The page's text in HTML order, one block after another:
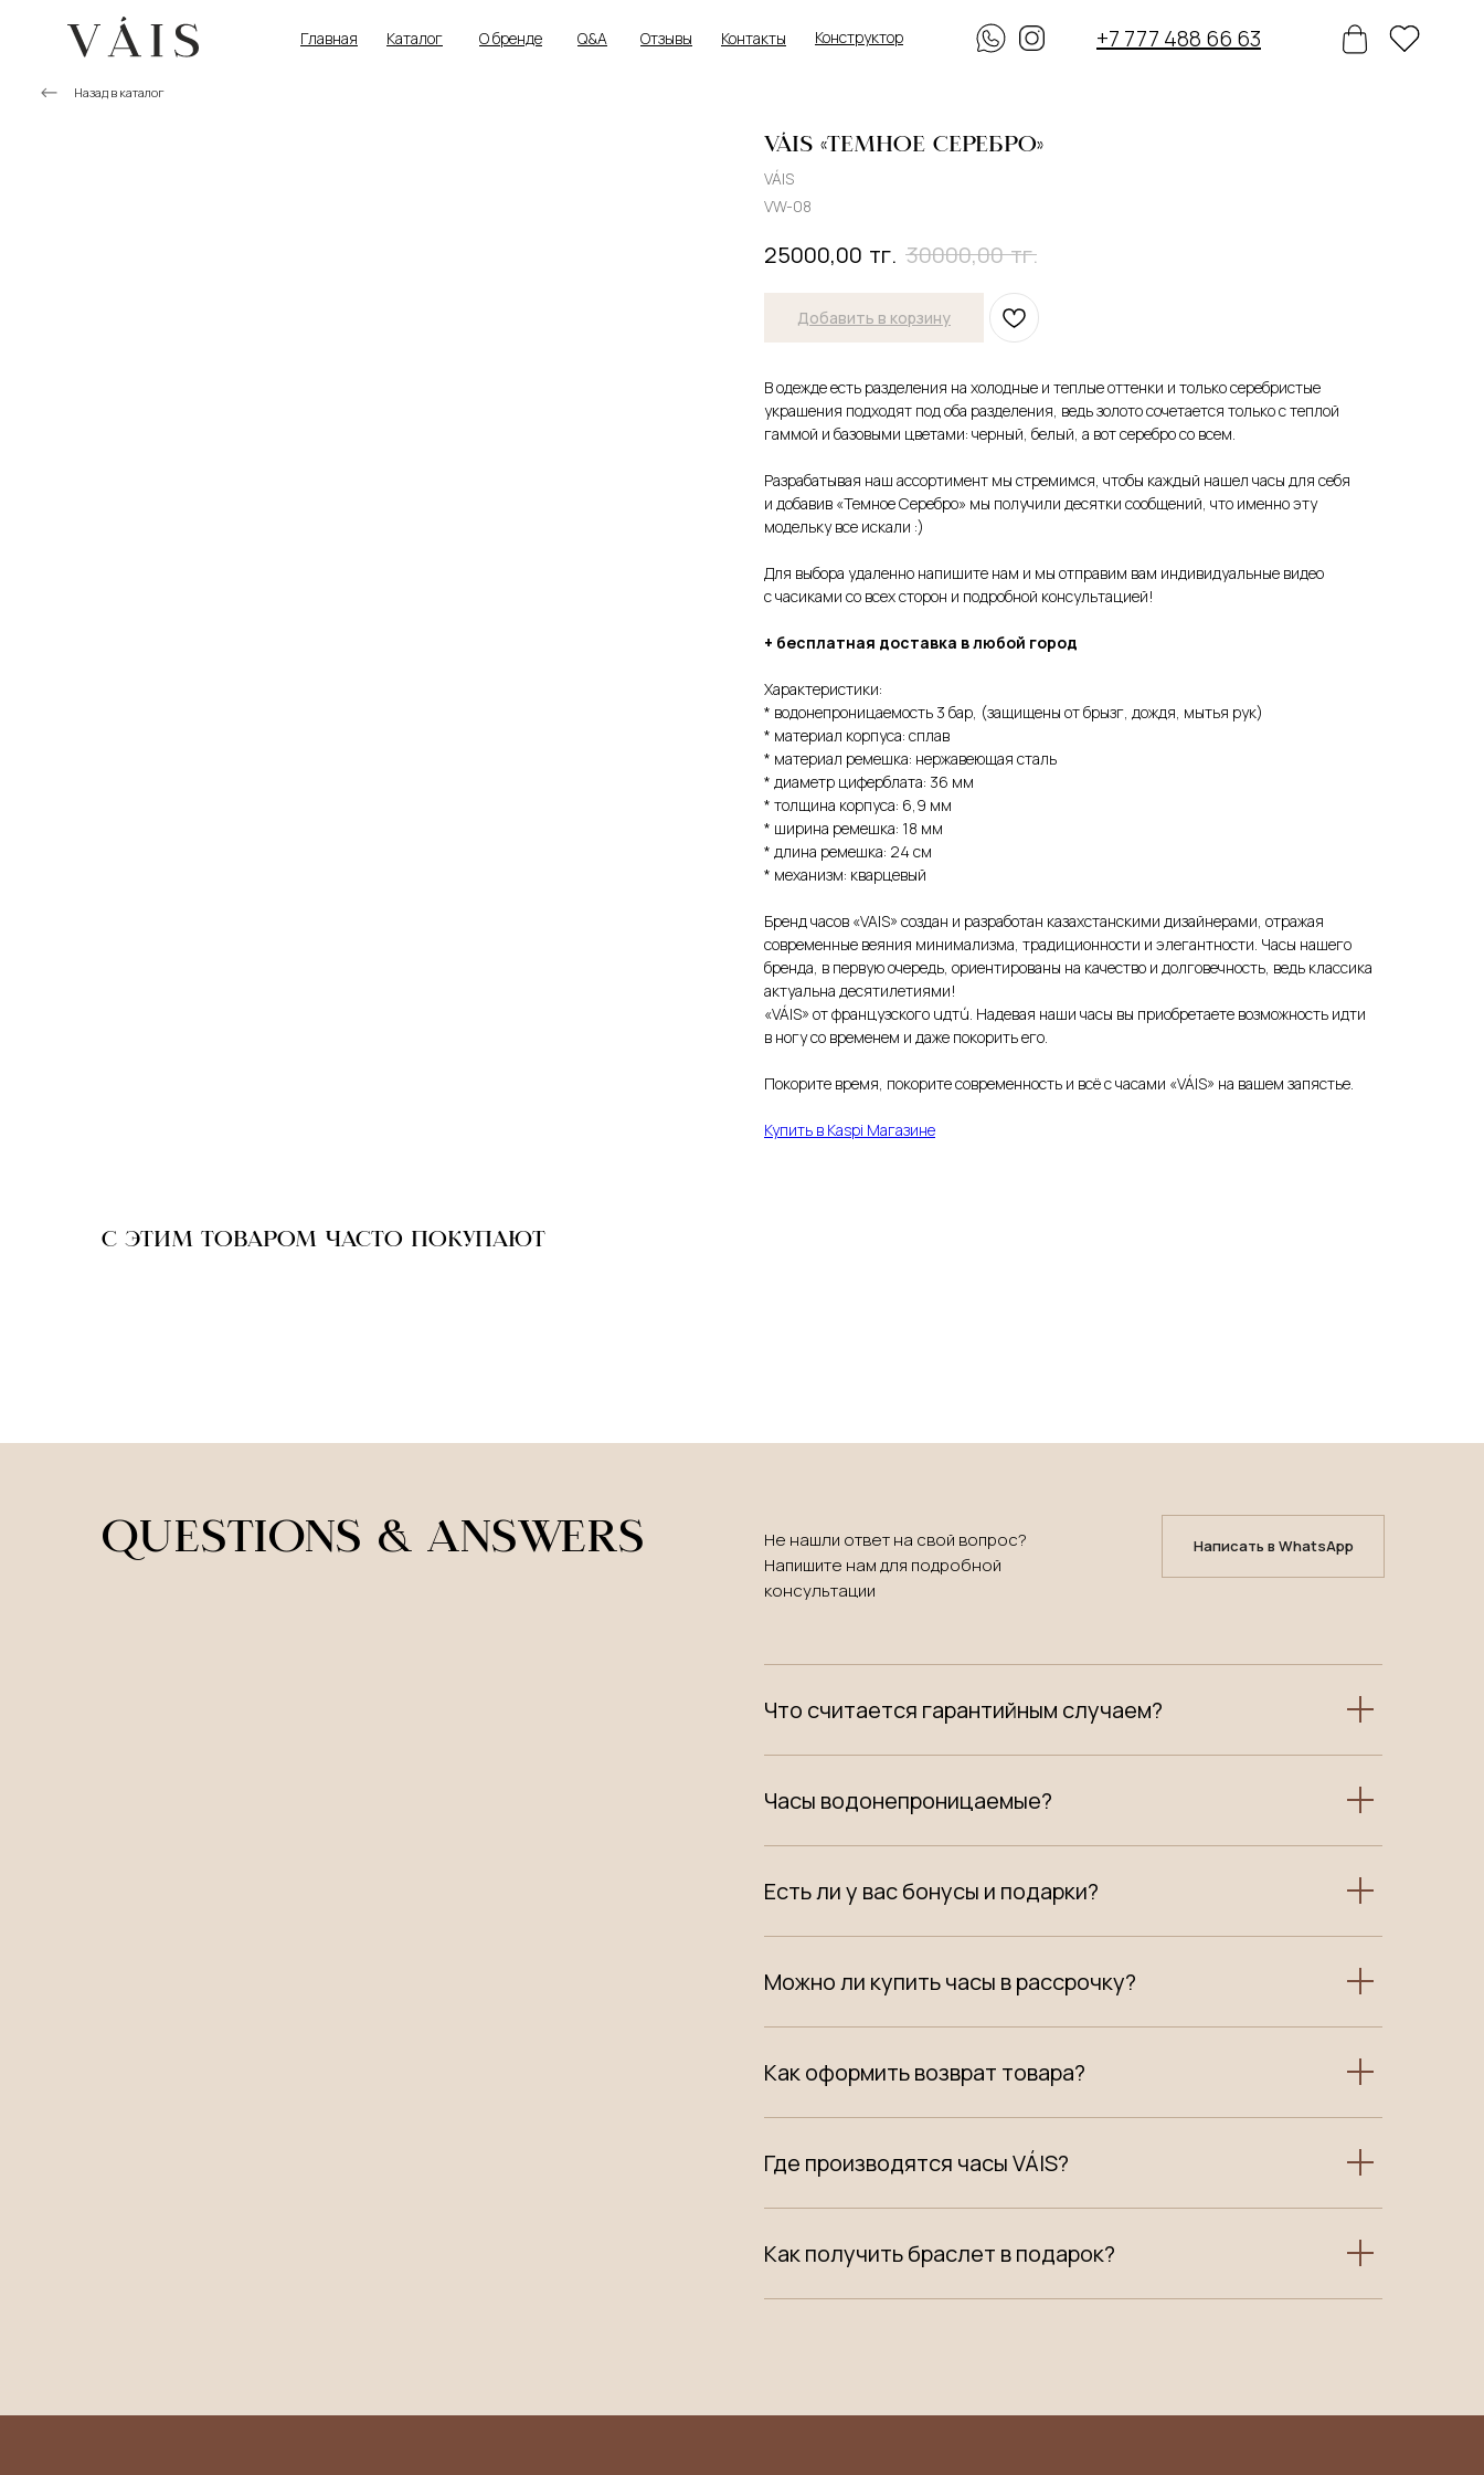
+7 777 488 66 63
Главная Каталог О бренде Отзывы
Q&A Контакты Конструктор
VÁIS «ТЕМНОЕ СЕРЕБРО»
VÁIS
VW-08
25000,00 тг. 30000,00 тг.
Добавить в корзину
В одежде есть разделения на холодные и теплые оттенки и только серебристые
украшения подходят под оба разделения, ведь золото сочетается только с теплой
гаммой и базовыми цветами: черный, белый, а вот серебро со всем.
Разрабатывая наш ассортимент мы стремимся, чтобы каждый нашел часы для себя
и добавив «Темное Серебро» мы получили десятки сообщений, что именно эту
модельку все искали :)
Для выбора удаленно напишите нам и мы отправим вам индивидуальные видео
с часиками со всех сторон и подробной консультацией!
+ бесплатная доставка в любой город
Характеристики:
* водонепроницаемость 3 бар, (защищены от брызг, дождя, мытья рук)
* материал корпуса: сплав
* материал ремешка: нержавеющая сталь
* диаметр циферблата: 36 мм
* толщина корпуса: 6,9 мм
* ширина ремешка: 18 мм
* длина ремешка: 24 см
* механизм: кварцевый
Бренд часов «VAIS» создан и разработан казахстанскими дизайнерами, отражая
современные веяния минимализма, традиционности и элегантности. Часы нашего
бренда, в первую очередь, ориентированы на качество и долговечность, ведь классика
актуальна десятилетиями!
«VÁIS» от французского uдтú. Надевая наши часы вы приобретаете возможность идти
в ногу со временем и даже покорить его.
Покорите время, покорите современность и всё с часами «VÁIS» на вашем запястье.
Купить в Kaspi Магазине
С ЭТИМ ТОВАРОМ ЧАСТО ПОКУПАЮТ
QUESTIONS & ANSWERS
Не нашли ответ на свой вопрос?
Напишите нам для подробной
консультации
Написать в WhatsApp
Что считается гарантийным случаем?
Часы водонепроницаемые?
Есть ли у вас бонусы и подарки?
Можно ли купить часы в рассрочку?
Как оформить возврат товара?
Где производятся часы VÁIS?
Как получить браслет в подарок?